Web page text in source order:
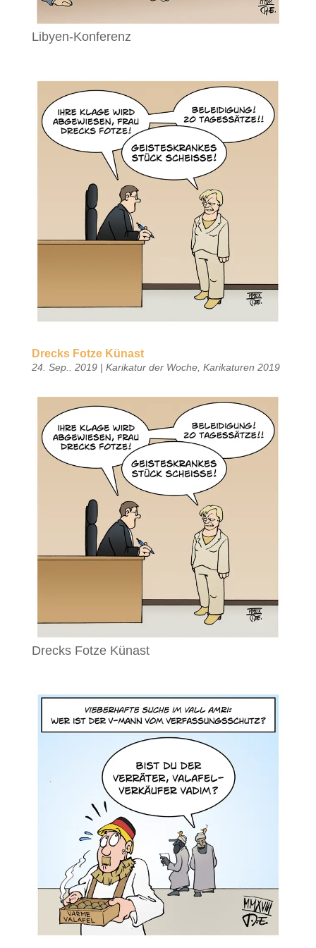
Libyen-Konferenz
Drecks Fotze Künast
24. Sep.. 2019| Karikatur der Woche, Karikaturen 2019
Drecks Fotze Künast